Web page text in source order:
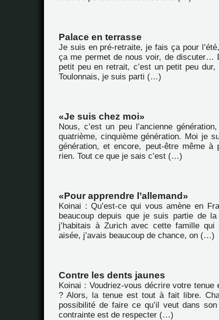
Palace en terrasse
Je suis en pré-retraite, je fais ça pour
ça me permet de nous voir, de discuter…
petit peu en retrait, c’est un petit peu
Toulonnais, je suis parti (…)
Je suis chez moi
Nous, c’est un peu l’ancienne
quatrième, cinquième génération. Moi je
génération, et encore, peut-être même à
rien. Tout ce que je sais c’est (…)
Pour apprendre l’allemand
Koinai : Qu’est-ce qui vous amène en
beaucoup depuis que je suis partie de
j’habitais à Zurich avec cette famille qui
aisée, j’avais beaucoup de chance, on (…)
Contre les dents jaunes
Koinai : Voudriez-vous décrire votre
? Alors, la tenue est tout à fait libre.
possibilité de faire ce qu’il veut dans
contrainte est de respecter (…)